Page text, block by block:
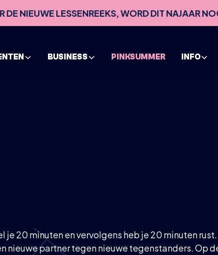
DE NIEUWE LESSENREEKS, WORD DIT NAJAAR
BUSINESS PINKSUMMER INFO
je 20 minuten en vervolgens heb je 20 minuten
nieuwe partner tegen nieuwe tegenstanders. Op